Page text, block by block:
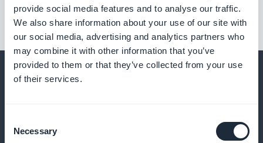
provide social media features and to analyse our traffic.
We also share information about your use of our site with
our social media, advertising and analytics partners who
may combine it with other information that you’ve
provided to them or that they’ve collected from your use
of their services.
Selection
Necessary